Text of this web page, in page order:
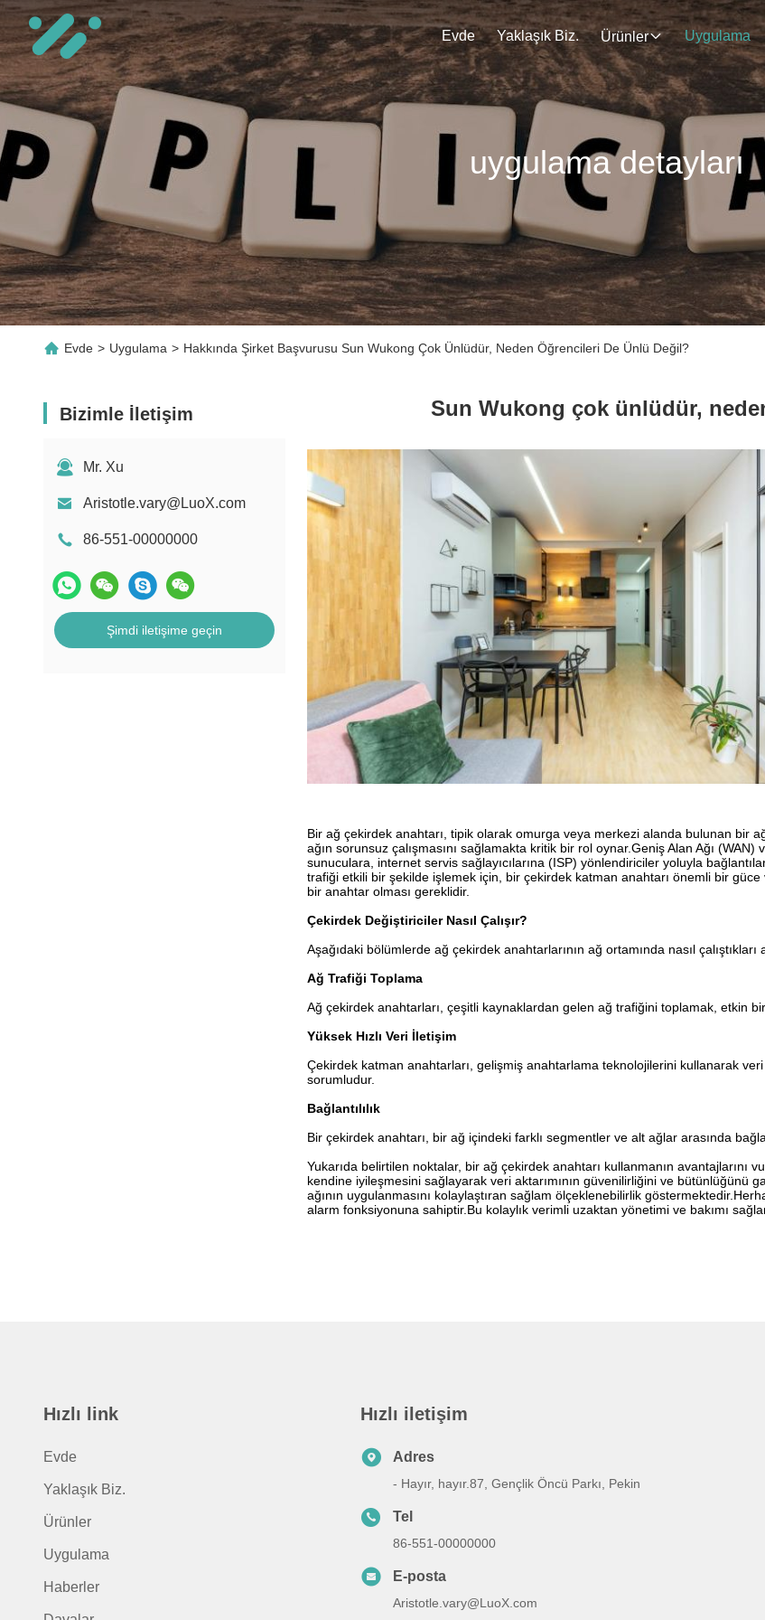
Evde Yaklaşık Biz. Ürünler Uygulama
uygulama detayları
Evde > Uygulama > Hakkında Şirket Başvurusu Sun Wukong Çok Ünlüdür, Neden Öğrencileri De Ünlü Değil?
Bizimle İletişim
Mr. Xu
Aristotle.vary@LuoX.com
86-551-00000000
Şimdi iletişime geçin
Sun Wukong çok ünlüdür,
Bir ağ çekirdek anahtarı, tipik olarak omurga veya merkezi alanda bulunan bir
ağın sorunsuz çalışmasını sağlamakta kritik bir rol oynar.Geniş Alan Ağı
sunuculara, internet servis sağlayıcılarına (ISP) yönlendiriciler yoluyla
trafiği etkili bir şekilde işlemek için, bir çekirdek katman anahtarı önemli bir
bir anahtar olması gereklidir.
Çekirdek Değiştiriciler Nasıl Çalışır?
Aşağıdaki bölümlerde ağ çekirdek anahtarlarının ağ ortamında nasıl çalıştıkları
Ağ Trafiği Toplama
Ağ çekirdek anahtarları, çeşitli kaynaklardan gelen ağ trafiğini toplamak, etkin
Yüksek Hızlı Veri İletişim
Çekirdek katman anahtarları, gelişmiş anahtarlama teknolojilerini kullanarak
sorumludur.
Bağlantılılık
Bir çekirdek anahtarı, bir ağ içindeki farklı segmentler ve alt ağlar arasında
Yukarıda belirtilen noktalar, bir ağ çekirdek anahtarı kullanmanın avantajlarını
kendine iyileşmesini sağlayarak veri aktarımının güvenilirliğini ve bütünlüğünü
ağının uygulanmasını kolaylaştıran sağlam ölçeklenebilirlik
alarm fonksiyonuna sahiptir.Bu kolaylık verimli uzaktan yönetimi ve bakımı
Hızlı link
Evde
Yaklaşık Biz.
Ürünler
Uygulama
Haberler
Hızlı iletişim
Adres
- Hayır, hayır.87, Gençlik Öncü Parkı, Pekin
Tel
86-551-00000000
E-posta
Aristotle.vary@LuoX.com